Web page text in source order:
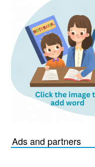
Ads and partners